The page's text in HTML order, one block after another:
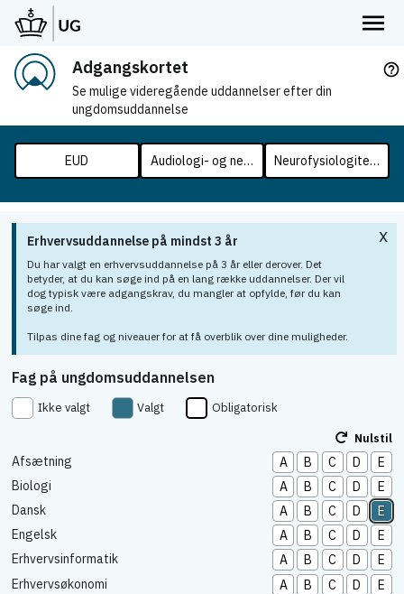
Adgangskortet
Se mulige videregående uddannelser efter din
ungdomsuddannelse
help_outline
EUD Audiologi- og neurofysiologitekniker
Neurofysiologitekniker
Erhvervsuddannelse på mindst 3 år
Du har valgt en erhvervsuddannelse på 3 år eller derover. Det
betyder, at du kan søge ind på en lang række uddannelser. Der vil
dog typisk være adgangskrav, du mangler at opfylde, før du kan
søge ind.
Tilpas dine fag og niveauer for at få overblik over dine muligheder.
x
Fag på ungdomsuddannelsen
Ikke valgt Valgt
Obligatorisk
Nulstil
Afsætning A B C D
E
Biologi
A B C D
E
Dansk
A B C D
E
Engelsk
A B C D
E
Erhvervsinformatik
A B C D
E
Erhvervsøkonomi
A B C D
E